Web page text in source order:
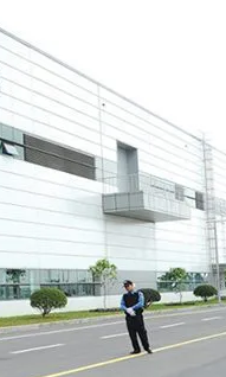
thống tr í tu ệ nh ân
phù hợp với từng
thủ c ông.